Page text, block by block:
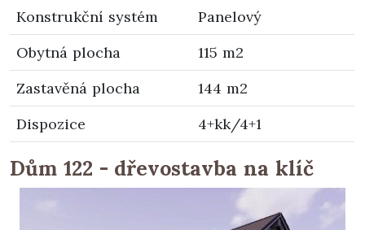
Konstrukční systém
Panelový
Obytná plocha
115 m2
Zastavěná plocha
144 m2
Dispozice
4+kk/4+1
Dům 122 - dřevostavba na klíč